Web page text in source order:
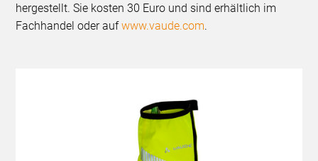
hergestellt. Sie kosten 30 Euro und sind erhältlich im
Fachhandel oder aufwww.vaude.com.